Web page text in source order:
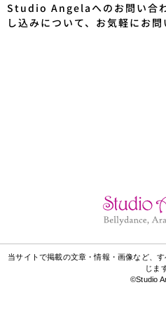
Studio Angelaへのお問い合
し込みについて、お気軽にお問
当サイトで掲載の文章・情報・画像など、
じま
©Studio